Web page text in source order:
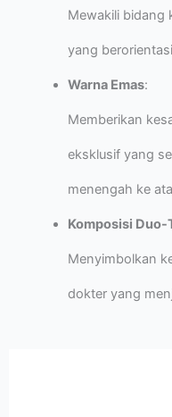
Mewakili bidang
yang
Warna Emas:
Memberikan
eksklusif yang
menengah ke
Komposisi Duo-
Menyimbolkan
dokter yang